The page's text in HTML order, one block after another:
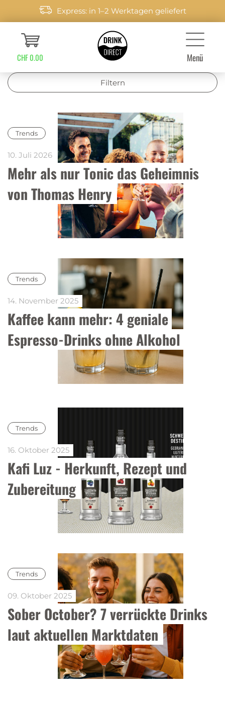
Express: in 1–2 Werktagen geliefert
CHF 0.00 Menü
Filtern
Trends
Mehr als nur Tonic das Geheimnis
von Thomas Henry
10. Juli 2026
Trends
Kaffee kann mehr: 4 geniale
Espresso-Drinks ohne Alkohol
14. November 2025
Trends
Kafi Luz - Herkunft, Rezept und
Zubereitung
16. Oktober 2025
Trends
Sober October? 7 verrückte Drinks
laut aktuellen Marktdaten
09. Oktober 2025